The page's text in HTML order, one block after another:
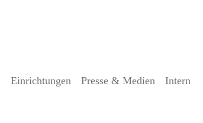
Einrichtungen Presse & Medien Intern